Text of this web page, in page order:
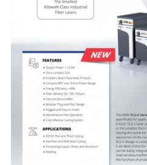
地
PRIVACY
POLICY